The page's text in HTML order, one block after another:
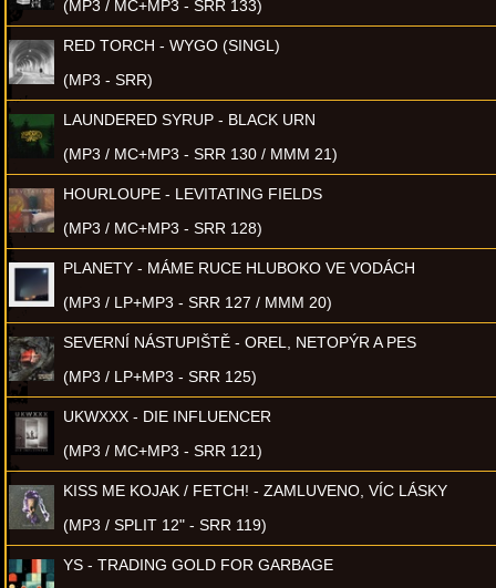
(MP3 / MC+MP3 - SRR 133)
RED TORCH - WYGO (SINGL)
(MP3 - SRR)
LAUNDERED SYRUP - BLACK URN
(MP3 / MC+MP3 - SRR 130 / MMM 21)
HOURLOUPE - LEVITATING FIELDS
(MP3 / MC+MP3 - SRR 128)
PLANETY - MÁME RUCE HLUBOKO VE VODÁCH
(MP3 / LP+MP3 - SRR 127 / MMM 20)
SEVERNÍ NÁSTUPIŠTĚ - OREL, NETOPÝR A PES
(MP3 / LP+MP3 - SRR 125)
UKWXXX - DIE INFLUENCER
(MP3 / MC+MP3 - SRR 121)
KISS ME KOJAK / FETCH! - ZAMLUVENO, VÍC LÁSKY
(MP3 / SPLIT 12" - SRR 119)
YS - TRADING GOLD FOR GARBAGE